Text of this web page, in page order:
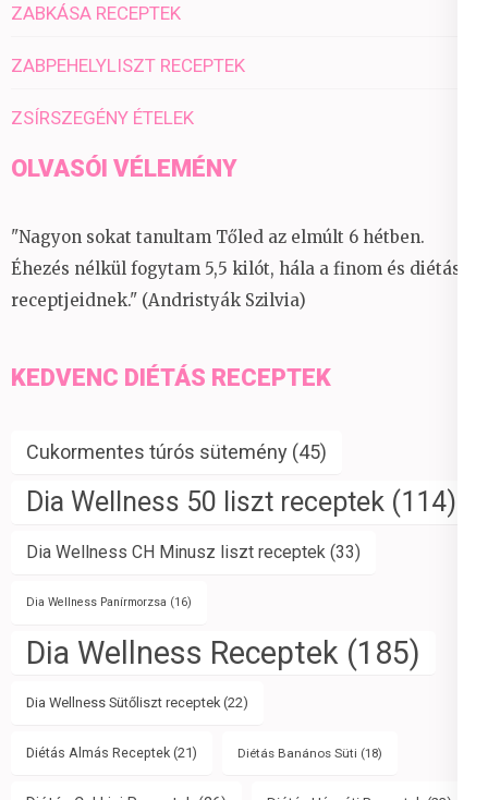
ZABKÁSA RECEPTEK
ZABPEHELYLISZT RECEPTEK
ZSÍRSZEGÉNY ÉTELEK
OLVASÓI VÉLEMÉNY
"Nagyon sokat tanultam Tőled az elmúlt 6 hétben.
Éhezés nélkül fogytam 5,5 kilót, hála a finom és diétás
receptjeidnek." (Andristyák Szilvia)
KEDVENC DIÉTÁS RECEPTEK
Cukormentes túrós sütemény (45)
Dia Wellness 50 liszt receptek (114)
Dia Wellness CH Minusz liszt receptek (33)
Dia Wellness Panírmorzsa (16)
Dia Wellness Receptek (185)
Dia Wellness Sütőliszt receptek (22)
Diétás Almás Receptek (21) Diétás Banános Süti (18)